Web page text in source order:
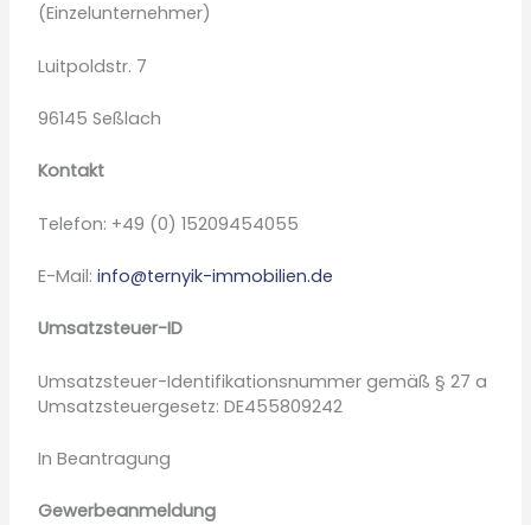
(Einzelunternehmer)
Luitpoldstr. 7
96145 Seßlach
Kontakt
Telefon: +49 (0) 15209454055
E-Mail:info@ternyik-immobilien.de
Umsatzsteuer-ID
Umsatzsteuer-Identifikationsnummer gemäß § 27 a
Umsatzsteuergesetz: DE455809242
In Beantragung
Gewerbeanmeldung